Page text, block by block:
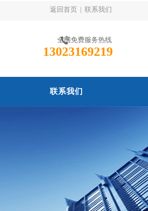
返回首页 联系我们
全国免费服务热线
13023169219
联系我们